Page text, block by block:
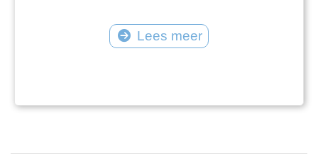
Lees meer